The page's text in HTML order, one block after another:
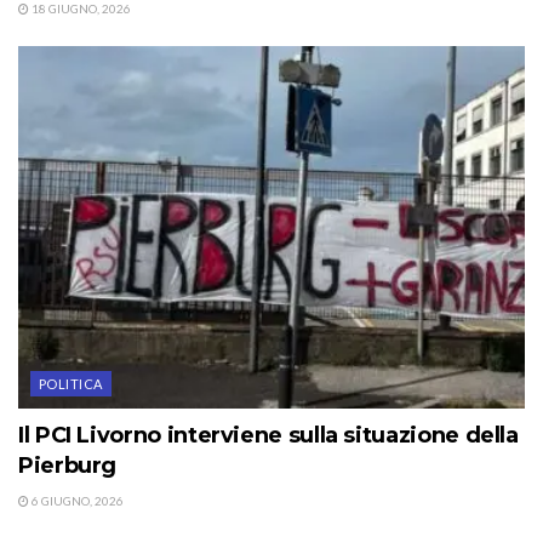
18 GIUGNO, 2026
POLITICA
Il PCI Livorno interviene sulla situazione della
Pierburg
6 GIUGNO, 2026